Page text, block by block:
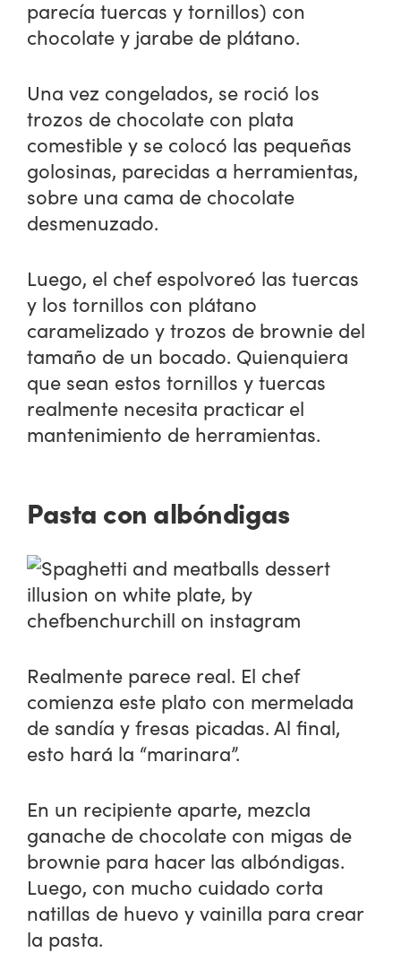
parecía tuercas y tornillos) con
chocolate y jarabe de plátano.
Una vez congelados, se roció los
trozos de chocolate con plata
comestible y se colocó las pequeñas
golosinas, parecidas a herramientas,
sobre una cama de chocolate
desmenuzado.
Luego, el chef espolvoreó las tuercas
y los tornillos con plátano
caramelizado y trozos de brownie del
tamaño de un bocado. Quienquiera
que sean estos tornillos y tuercas
realmente necesita practicar el
mantenimiento de herramientas.
Pasta con albóndigas
Realmente parece real. El chef
comienza este plato con mermelada
de sandía y fresas picadas. Al final,
esto hará la “marinara”.
En un recipiente aparte, mezcla
ganache de chocolate con migas de
brownie para hacer las albóndigas.
Luego, con mucho cuidado corta
natillas de huevo y vainilla para crear
la pasta.